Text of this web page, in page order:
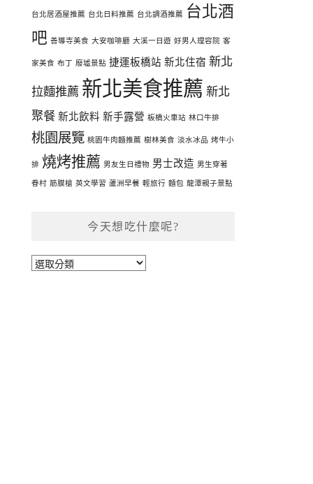
台北居酒屋推薦 台北日料推薦 台北調酒推薦
台北酒
吧 善導寺美食 大安咖啡廳 大溪一日遊 好男人理容院 客
家美食 布丁 廢墟景點 捷運板橋站 新北住宿 新北
拉麵推薦 新北美食推薦 新北
聚餐 新北飲料 新手露營 板橋火車站 林口牛排
桃園展覽 桃園牛肉麵推薦 樹林美食 淡水冰品 烤牛小
排 燒烤推薦 男友生日禮物 男士改造 男生穿著
眷村 筋膜槍 英文學習 蘆洲早餐 輕旅行 麵包 龍潭親子景點
今天想吃什麼呢?
今